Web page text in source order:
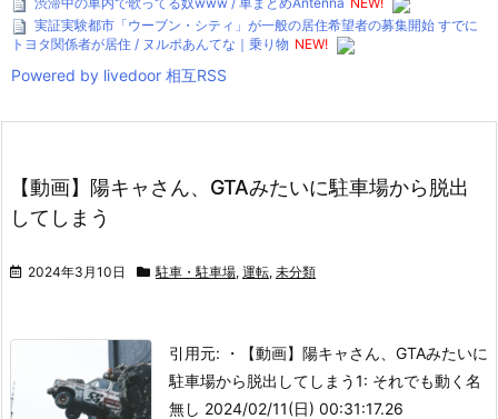
実証実験都市「ウーブン・シティ」が一般の居住希望者の募集開始 すでに
トヨタ関係者が居住 / ヌルポあんてな｜乗り物 NEW!
Powered by livedoor 相互RSS
【動画】陽キャさん、GTAみたいに駐車場から脱出
してしまう
2024年3月10日 駐車・駐車場, 運転, 未分類
引用元: ・【動画】陽キャさん、GTAみたいに
駐車場から脱出してしまう1: それでも動く名
無し 2024/02/11(日) 00:31:17.26